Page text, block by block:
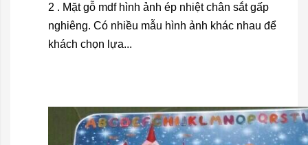
2 . Mặt gỗ mdf hình ảnh ép nhiệt chân sắt gấp
nghiêng. Có nhiều mẫu hình ảnh khác nhau để
khách chọn lựa...